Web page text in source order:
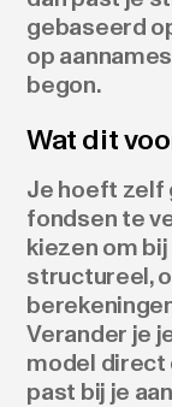
gebaseerd
op
begon.
Wat dit
Je hoeft zelf
fondsen te
kiezen om
structureel,
Verander je
model direct
past bij je